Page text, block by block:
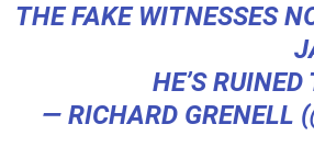
THE FAKE WITNESSES
HE’S
— RICHARD GRENELL